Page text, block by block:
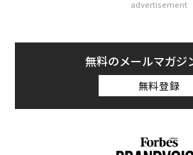
advertisement
無料のメールマガジ
無料登録